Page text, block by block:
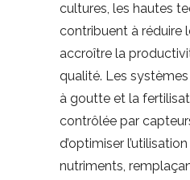
cultures, les hautes
contribuent à réduire
accroître la
qualité. Les
à goutte et la
contrôlée par
d’optimiser
nutriments,